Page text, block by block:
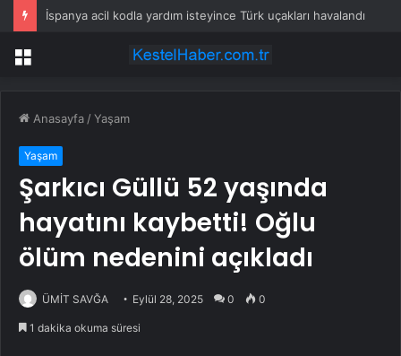
İspanya acil kodla yardım isteyince Türk uçakları havalandı
Menü
Anasayfa /Yaşam
Yaşam
Şarkıcı Güllü 52 yaşında
hayatını kaybetti! Oğlu
ölüm nedenini açıkladı
ÜMİT SAVĞA Eylül 28, 2025 0 0
1 dakika okuma süresi